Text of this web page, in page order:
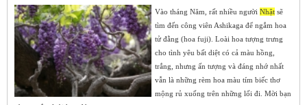
Vào tháng Năm, rất nhiều người Nhật sẽ
tìm đến công viên Ashikaga để ngắm hoa
tử đằng (hoa fuji). Loài hoa tượng trưng
cho tình yêu bất diệt có cả màu hồng,
trắng, nhưng ấn tượng và đáng nhớ nhất
vẫn là những rèm hoa màu tím biếc thơ
mộng rủ xuống trên những lối đi. Mời bạn